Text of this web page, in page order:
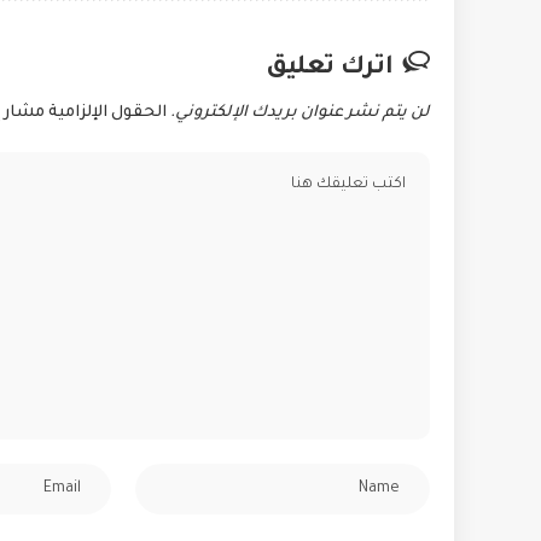
اترك تعليق
لن يتم نشر عنوان بريدك الإلكتروني. الحقول الإلزامية مشار